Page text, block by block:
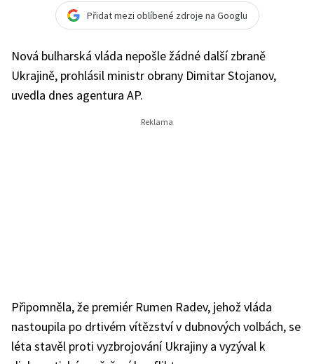
Přidat mezi oblíbené zdroje na Googlu
Nová bulharská vláda nepošle žádné další zbraně
Ukrajině, prohlásil ministr obrany Dimitar Stojanov,
uvedla dnes agentura AP.
Připomněla, že premiér Rumen Radev, jehož vláda
nastoupila po drtivém vítězství v dubnových volbách, se
léta stavěl proti vyzbrojování Ukrajiny a vyzýval k